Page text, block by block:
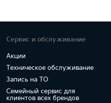
Сервис и обслуживание
Акции
Техническое обслуживание
Запись на ТО
Семейный сервис для
клиентов всех брендов